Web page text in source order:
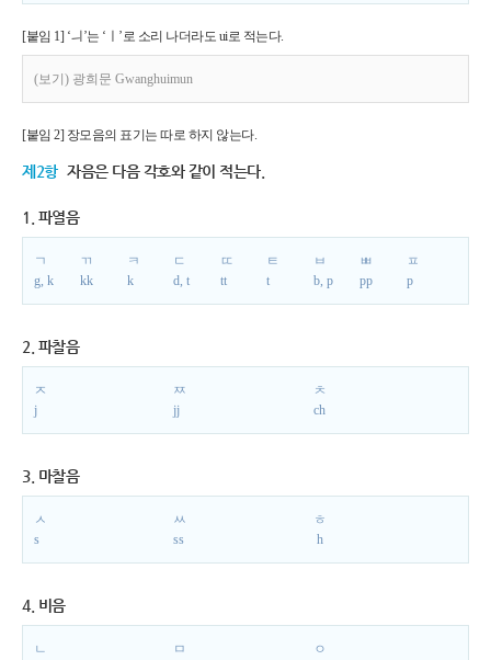
[붙임 1] ‘ㅢ’는 ‘ㅣ’로 소리 나더라도 ui로 적는다.
(보기) 광희문 Gwanghuimun
[붙임 2] 장모음의 표기는 따로 하지 않는다.
제2항 자음은 다음 각호와 같이 적는다.
1. 파열음
ㄱ
g, k
ㄲ
kk
ㅋ
k
ㄷ
d, t
ㄸ
tt
ㅌ
t
ㅂ
b, p
ㅃ
pp
ㅍ
p
2. 파찰음
ㅈ
j
ㅉ
jj
ㅊ
ch
3. 마찰음
ㅅ
s
ㅆ
ss
ㅎ
h
4. 비음
ㄴ
ㅁ
ㅇ